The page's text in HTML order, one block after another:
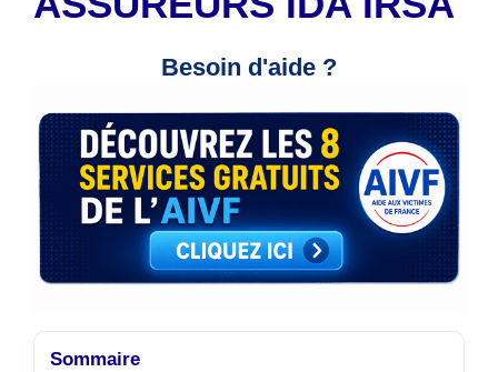
Besoin d'aide ?
Sommaire